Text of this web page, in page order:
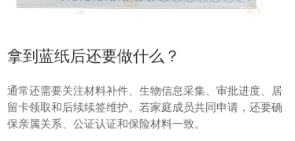
拿到蓝纸后还要做什么？
通常还需要关注材料补件、生物信息采集、审批进度、居
留卡领取和后续续签维护。若家庭成员共同申请，还要确
保亲属关系、公证认证和保险材料一致。